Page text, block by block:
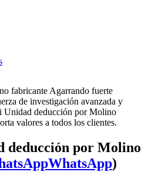
fabricante Agarrando fuerte
de investigación avanzada y
Unidad deducción por Molino
valores a todos los clientes.
deducción por Molino
WhatsApp)